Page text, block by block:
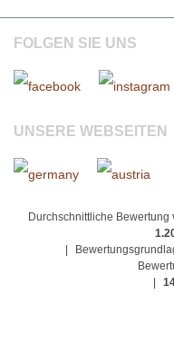
FOLGEN SIE UNS
UNSERE WEBSEITEN
Durchschnittliche Bewertung